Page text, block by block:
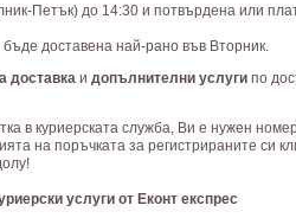
Петък) до 14:30 и потвърдена или
доставена най-рано във Вторник.
доставка и допълнителни услугипо
в куриерската служба, Ви е нужен
на поръчката за регистрираните си
услуги от Еконт експрес